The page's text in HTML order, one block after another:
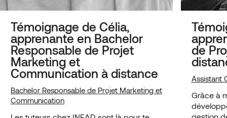
Témoignage de Célia,
apprenante en Bachelor
Responsable de Projet
Marketing et
Communication à distance
Bachelor Responsable de Projet Marketing et
Communication
de
Assistant
Grâce à